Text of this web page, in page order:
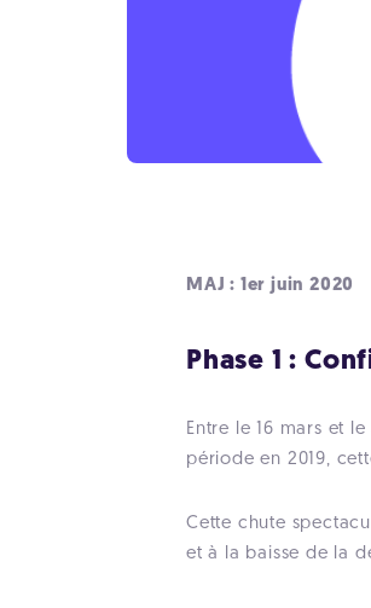
MAJ : 1er juin 2020
Phase 1 :
Entre le 16 mars et
période en 2019,
Cette chute
et à la baisse de la